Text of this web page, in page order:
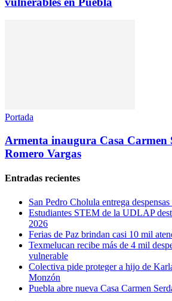
Portada
Armenta inaugura Casa Carmen
Romero Vargas
Entradas recientes
San Pedro Cholula entrega
Estudiantes STEM de la UDLAP
2026
Ferias de Paz brindan casi 10 mil
Texmelucan recibe más de 4 mil
vulnerable
Colectiva pide proteger a hijo de
Monzón
Puebla abre nueva Casa Carmen